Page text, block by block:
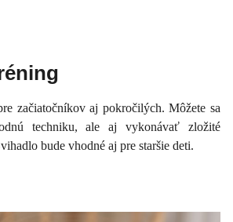
začiatočníkov aj pokročilých. Môžete sa
techniku, ale aj vykonávať zložité
bude vhodné aj pre staršie deti.